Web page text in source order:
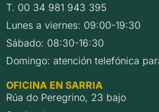
T. 00 34 981 943 395
Lunes a viernes: 09:00-19:30
Sábado: 08:30-16:30
Domingo: atención telefónica
OFICINA EN SARRIA
Rúa do Peregrino, 23 bajo